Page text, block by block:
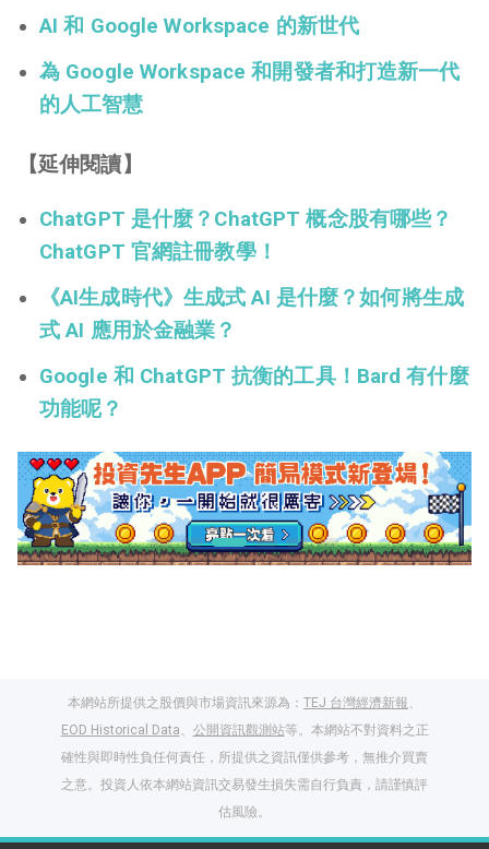
AI 和 Google Workspace 的新世代
為 Google Workspace 和開發者和打造新一代
的人工智慧
【延伸閱讀】
ChatGPT 是什麼？ChatGPT 概念股有哪些？
ChatGPT 官網註冊教學！
《AI生成時代》生成式 AI 是什麼？如何將生成
式 AI 應用於金融業？
Google 和 ChatGPT 抗衡的工具！Bard 有什麼
功能呢？
本網站所提供之股價與市場資訊來源為： TEJ 台灣經濟新報、
EOD Historical Data、 公開資訊觀測站等。本網站不對資料之正
確性與即時性負任何責任，所提供之資訊僅供參考，無推介買賣
之意。投資人依本網站資訊交易發生損失需自行負責，請謹慎評
估風險。